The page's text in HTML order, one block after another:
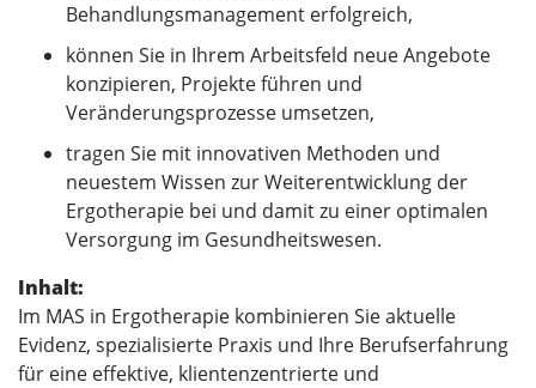
Behandlungsmanagement erfolgreich,
können Sie in Ihrem Arbeitsfeld neue Angebote
konzipieren, Projekte führen und
Veränderungsprozesse umsetzen,
tragen Sie mit innovativen Methoden und
neuestem Wissen zur Weiterentwicklung der
Ergotherapie bei und damit zu einer optimalen
Versorgung im Gesundheitswesen.
Inhalt:
Im MAS in Ergotherapie kombinieren Sie aktuelle
Evidenz, spezialisierte Praxis und Ihre Berufserfahrung
für eine effektive, klientenzentrierte und